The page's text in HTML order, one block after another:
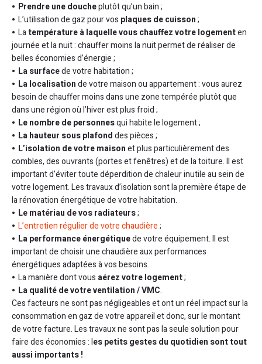
Prendre une doucheplutôt qu’un bain ;
L’utilisation de gaz pour vos plaques de cuisson;
Latempérature à laquelle vous chauffez votre logementen
journée et la nuit : chauffer moins la nuit permet de réaliser de
belles économies d’énergie ;
La surfacede votre habitation ;
La localisationde votre maison ou appartement : vous aurez
besoin de chauffer moins dans une zone tempérée plutôt que
dans une région où l’hiver est plus froid ;
Le nombre de personnesqui habite le logement ;
La hauteur sous plafonddes pièces ;
L’isolation de votre maisonet plus particulièrement des
combles, des ouvrants (portes et fenêtres) et de la toiture. Il est
important d’éviter toute déperdition de chaleur inutile au sein de
votre logement. Les travaux d’isolation sont la première étape de
la rénovation énergétique de votre habitation.
Le matériau de vos radiateurs;
L’entretien régulier de votre chaudière;
La performance énergétiquede votre équipement. Il est
important de choisir une chaudière aux performances
énergétiques adaptées à vos besoins.
La manière dont vous aérez votre logement;
La qualité de votre ventilation / VMC.
Ces facteurs ne sont pas négligeables et ont un réel impact sur la
consommation en gaz de votre appareil et donc, sur le montant
de votre facture. Les travaux ne sont pas la seule solution pour
faire des économies : les petits gestes du quotidien sont tout
aussi importants !